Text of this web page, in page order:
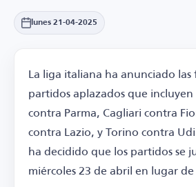
lunes 21-04-2025
La liga italiana ha anunciado las
partidos aplazados que
contra Parma, Cagliari contra
contra Lazio, y Torino contra
ha decidido que los partidos se
miércoles 23 de abril en lugar